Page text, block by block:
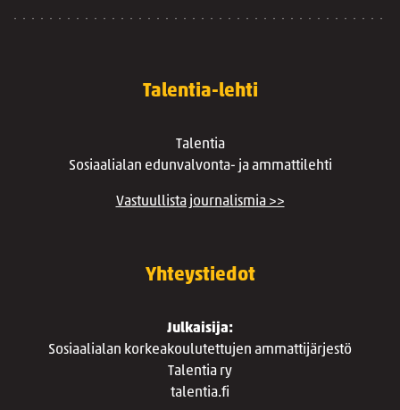
Talentia-lehti
Talentia
Sosiaalialan edunvalvonta- ja ammattilehti
Vastuullista journalismia >>
Yhteystiedot
Julkaisija:
Sosiaalialan korkeakoulutettujen ammattijärjestö
Talentia ry
talentia.fi